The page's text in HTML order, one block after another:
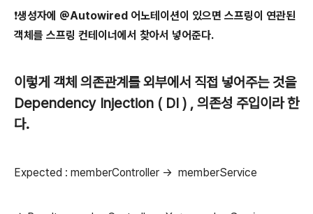
❗️생성자에 @Autowired 어노테이션이 있으면 스프링이 연관된
객체를 스프링 컨테이너에서 찾아서 넣어준다.
이렇게 객체 의존관계를 외부에서 직접 넣어주는 것을
Dependency Injection ( DI ) , 의존성 주입이라 한
다.
Expected : memberController -> memberService